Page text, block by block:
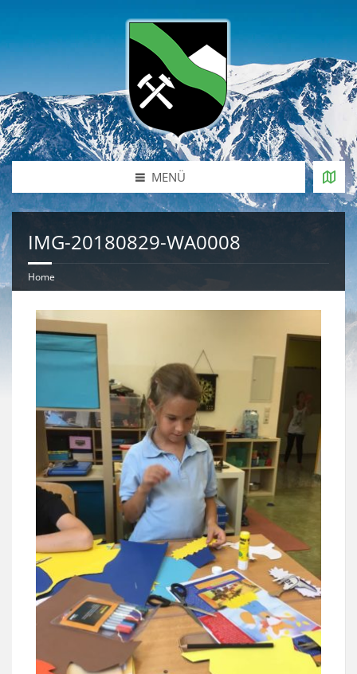
MENÜ
IMG-20180829-WA0008
Home